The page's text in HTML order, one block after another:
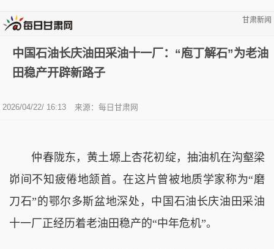
甘肃新闻
中国石油长庆油田采油十一厂：“庖丁解石”为老油
田稳产开辟新路子
2026/04/22/ 16:13 来源： 每日甘肃网
仲春陇东，黄土塬上杏花初绽，抽油机在沟壑梁
峁间不知疲倦地颔首。在这片曾被地质学家称为“磨
刀石”的鄂尔多斯盆地深处，中国石油长庆油田采油
十一厂正经历着老油田稳产的“中年危机”。